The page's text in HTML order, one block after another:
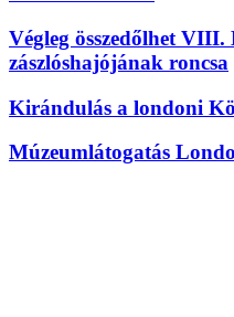
Végleg összedőlhet VIII.
zászlóshajójának roncsa
Kirándulás a londoni
Múzeumlátogatás